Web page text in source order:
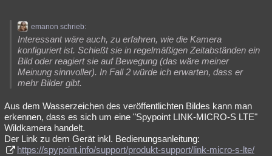
emanon schrieb:
Interessant wäre auch, zu erfahren, wie die Kamera
konfiguriert ist. Schießt sie in regelmäßigen Zeitabständen ein
Bild oder reagiert sie auf Bewegung (das wäre meiner
Meinung sinnvoller). In Fall 2 würde ich erwarten, dass er
mehr Bilder gibt.
Aus dem Wasserzeichen des veröffentlichten Bildes kann man
erkennen, dass es sich um eine "Spypoint LINK-MICRO-S LTE"
Wildkamera handelt.
Der Link zu dem Gerät inkl. Bedienungsanleitung:
https://spypoint.info/support/produkt-support/link-micro-s-lte/